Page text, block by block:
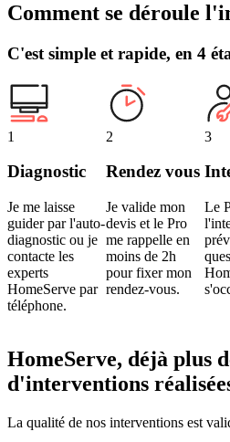
Comment se déroule
C'est simple et rapide, en 4
1
Diagnostic
Je me laisse
guider par l'auto-
diagnostic ou je
contacte les
experts
HomeServe par
téléphone.
2
Rendez vous
Je valide mon
devis et le Pro
me rappelle en
moins de 2h
pour fixer mon
rendez-vous.
3
Le
HomeServe, déjà plus
d'interventions
La qualité de nos interventions est